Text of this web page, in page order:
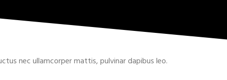
nec ullamcorper mattis, pulvinar dapibus leo.